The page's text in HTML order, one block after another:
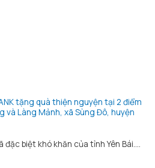
tặng quà thiện nguyện tại 2 điểm
và Làng Mảnh, xã Sùng Đô, huyện
biệt khó khăn của tỉnh Yên Bái....